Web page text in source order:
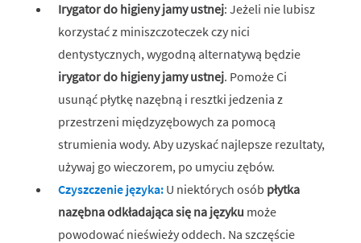
Irygator do higieny jamy ustnej: Jeżeli nie lubisz
korzystać z miniszczoteczek czy nici
dentystycznych, wygodną alternatywą będzie
irygator do higieny jamy ustnej. Pomoże Ci
usunąć płytkę nazębną i resztki jedzenia z
przestrzeni międzyzębowych za pomocą
strumienia wody. Aby uzyskać najlepsze rezultaty,
używaj go wieczorem, po umyciu zębów.
Czyszczenie języka: U niektórych osób płytka
nazębna odkładająca się na języku może
powodować nieświeży oddech. Na szczęście